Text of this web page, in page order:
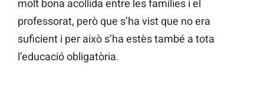
molt bona acollida entre les famílies i el
professorat, però que s’ha vist que no era
suficient i per això s’ha estès també a tota
l’educació obligatòria.